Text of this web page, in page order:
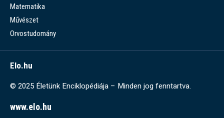
Matematika
Művészet
Orvostudomány
Elo.hu
© 2025 Életünk Enciklopédiája – Minden jog fenntartva.
www.elo.hu